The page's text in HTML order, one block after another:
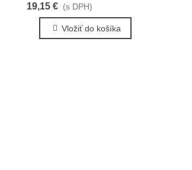
19,15 € (s DPH)
Vložiť do košíka